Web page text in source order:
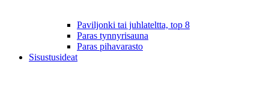
Paviljonki tai juhlateltta, top 8
Paras tynnyrisauna
Paras pihavarasto
Sisustusideat